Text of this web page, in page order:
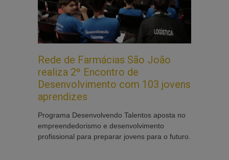
Rede de Farmácias São João
realiza 2º Encontro de
Desenvolvimento com 103 jovens
aprendizes
Programa Desenvolvendo Talentos aposta no
empreendedorismo e desenvolvimento
profissional para preparar jovens para o futuro.